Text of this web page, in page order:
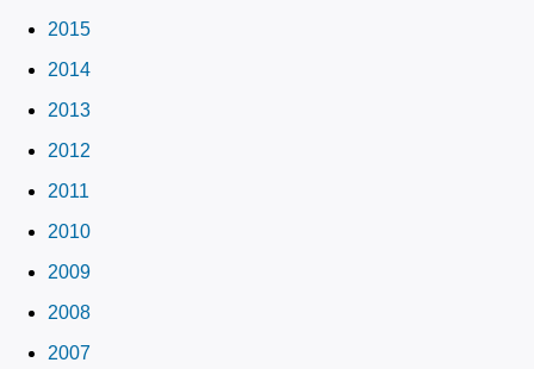
2015
2014
2013
2012
2011
2010
2009
2008
2007